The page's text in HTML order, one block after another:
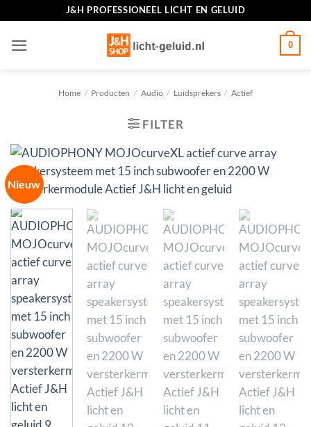
inhoud
J&H PROFESSIONEEL LICHT EN GELUID
0
Home / Producten / Audio / Luidsprekers / Actief
FILTER
Nieuw